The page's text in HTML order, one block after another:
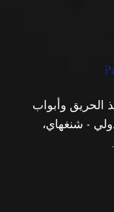
الحريق وأبواب
- شنغهاي،